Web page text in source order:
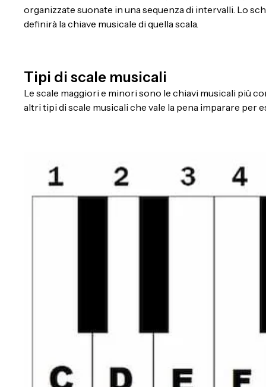
organizzate suonate in una sequenza di intervalli. Lo
definirà la chiave musicale di quella scala.
Tipi di scale musicali
Le scale maggiori e minori sono le chiavi musicali più
altri tipi di scale musicali che vale la pena imparare per